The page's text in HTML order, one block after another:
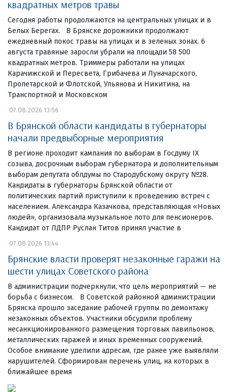
квадратных метров травы
Сегодня работы продолжаются на центральных улицах и в
Белых Берегах. В Брянске дорожники продолжают
ежедневный покос травы на улицах и в зеленых зонах. 6
августа травяные заросли убрали на площади 58 500
квадратных метров. Триммеры работали на улицах
Карачижской и Пересвета, Грибачева и Луначарского,
Пролетарской и Флотской, Ульянова и Никитина, на
Транспортной и Московском
07.08.2026 13:56
В Брянской области кандидаты в губернаторы
начали предвыборные мероприятия
В регионе проходит кампания по выборам в Госдуму IX
созыва, досрочным выборам губернатора и дополнительным
выборам депутата облдумы по Стародубскому округу №28.
Кандидаты в губернаторы Брянской области от
политических партий приступили к проведению встреч с
населением. Александра Казачкова, представляющая «Новых
людей», организовала музыкальное лото для пенсионеров.
Кандидат от ЛДПР Руслан Титов принял участие в
07.08.2026 13:44
Брянские власти проверят незаконные гаражи на
шести улицах Советского района
В администрации подчеркнули, что цель мероприятий — не
борьба с бизнесом. В Советской районной администрации
Брянска прошло заседание рабочей группы по демонтажу
незаконных объектов. Участники обсудили проблему
несанкционированного размещения торговых павильонов,
металлических гаражей и иных временных сооружений.
Особое внимание уделили адресам, где ранее уже выявляли
нарушителей. Сформирован перечень улиц, на которых в
ближайшее время